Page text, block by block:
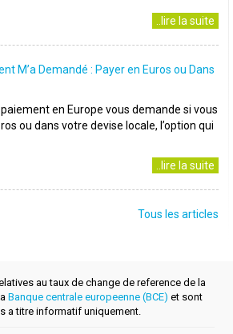
..lire la suite
M’a Demandé : Payer en Euros ou Dans
en Europe vous demande si vous
ou dans votre devise locale, l’option qui
..lire la suite
Tous les articles
au taux de change de reference de la
Banque centrale europeenne (BCE) et sont
a titre informatif uniquement.